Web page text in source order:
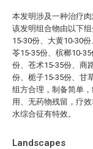
本发明涉及一种治疗
该发明组合物由以下
15-30份、大黄10-30
苓15-35份、槟榔10-
份、苍术15-35份、商
份、栀子15-35份、甘
组方合理，制备简单
用、无药物残留，疗
水综合征有特效。
Landscapes